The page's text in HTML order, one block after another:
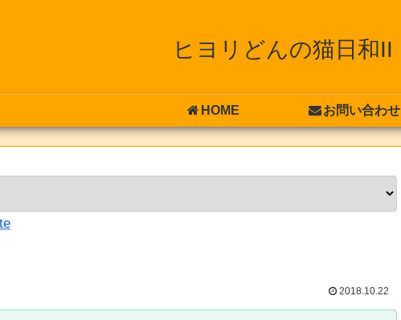
ヒヨリどんの猫日和II
HOME お問い合わせ
2018.10.22